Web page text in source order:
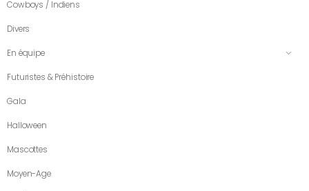
Cowboys / Indiens
Divers
En équipe
Futuristes & Préhistoire
Gala
Halloween
Mascottes
Moyen-Age